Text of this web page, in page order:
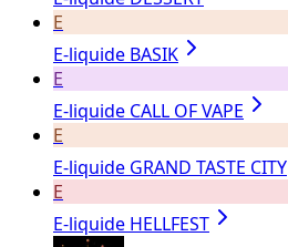
E
E-liquide BASIK
E
E-liquide CALL OF VAPE
E
E-liquide GRAND TASTE CITY
E
E-liquide HELLFEST